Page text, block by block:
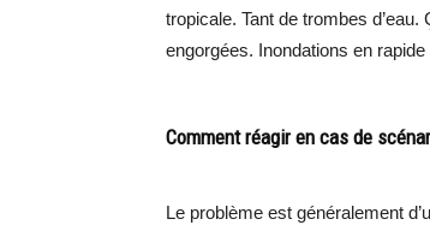
tropicale. Tant de trombes
engorgées. Inondations en
Comment réagir en cas de
Le problème est généralement